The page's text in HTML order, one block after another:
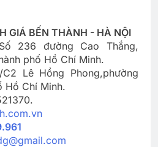
GIÁ BẾN THÀNH - HÀ NỘI
236 đường Cao Thắng,
phố Hồ Chí Minh.
Lê Hồng Phong,phường
Hồ Chí Minh.